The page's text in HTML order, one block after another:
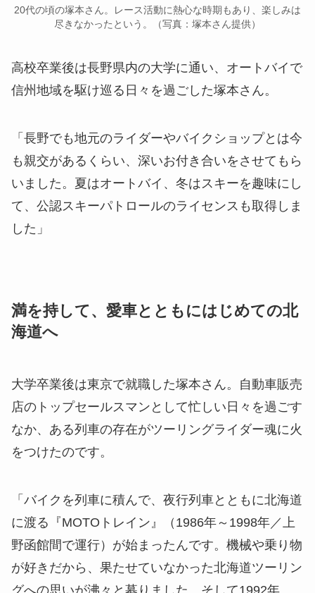
20代の頃の塚本さん。レース活動に熱心な時期もあり、楽しみは
尽きなかったという。（写真：塚本さん提供）
高校卒業後は長野県内の大学に通い、オートバイで
信州地域を駆け巡る日々を過ごした塚本さん。
「長野でも地元のライダーやバイクショップとは今
も親交があるくらい、深いお付き合いをさせてもら
いました。夏はオートバイ、冬はスキーを趣味にし
て、公認スキーパトロールのライセンスも取得しま
した」
満を持して、愛車とともにはじめての北
海道へ
大学卒業後は東京で就職した塚本さん。自動車販売
店のトップセールスマンとして忙しい日々を過ごす
なか、ある列車の存在がツーリングライダー魂に火
をつけたのです。
「バイクを列車に積んで、夜行列車とともに北海道
に渡る『MOTOトレイン』（1986年～1998年／上
野函館間で運行）が始まったんです。機械や乗り物
が好きだから、果たせていなかった北海道ツーリン
グへの思いが沸々と募りました。そして1992年、